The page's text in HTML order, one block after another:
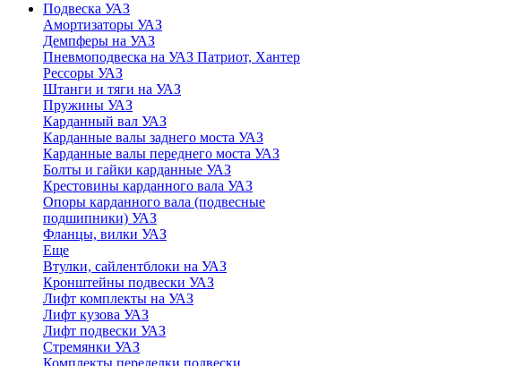
Подвеска УАЗ
Амортизаторы УАЗ
Демпферы на УАЗ
Пневмоподвеска на УАЗ Патриот, Хантер
Рессоры УАЗ
Штанги и тяги на УАЗ
Пружины УАЗ
Карданный вал УАЗ
Карданные валы заднего моста УАЗ
Карданные валы переднего моста УАЗ
Болты и гайки карданные УАЗ
Крестовины карданного вала УАЗ
Опоры карданного вала (подвесные
подшипники) УАЗ
Фланцы, вилки УАЗ
Еще
Втулки, сайлентблоки на УАЗ
Кронштейны подвески УАЗ
Лифт комплекты на УАЗ
Лифт кузова УАЗ
Лифт подвески УАЗ
Стремянки УАЗ
Комплекты переделки подвески